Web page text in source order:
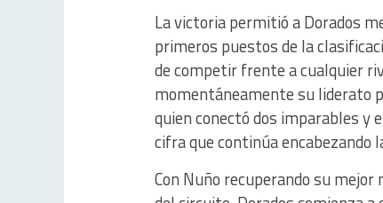
La victoria permitió a Dorados
primeros puestos de la
de competir frente a cualquier
momentáneamente su liderato
quien conectó dos imparables y
cifra que continúa encabezando
Con Nuño recuperando su